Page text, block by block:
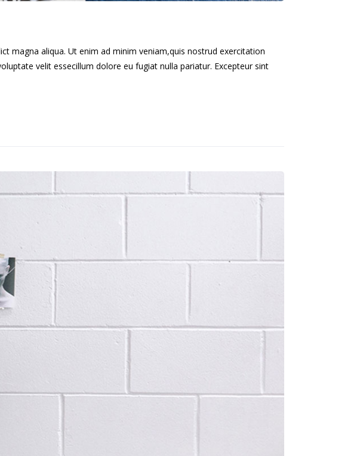
magna aliqua. Ut enim ad minim veniam,quis nostrud exercitation
velit essecillum dolore eu fugiat nulla pariatur. Excepteur sint